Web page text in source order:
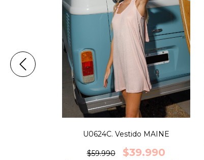
U0624C. Vestido MAINE
$59.990 $39.990